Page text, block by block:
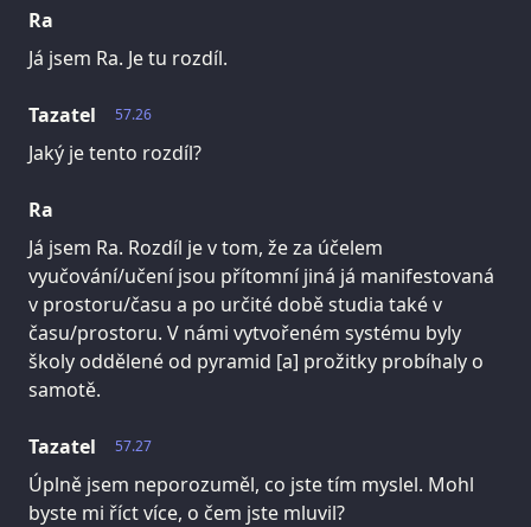
Ra
Já jsem Ra. Je tu rozdíl.
57.26
Tazatel
Jaký je tento rozdíl?
Ra
Já jsem Ra. Rozdíl je v tom, že za účelem
vyučování/učení jsou přítomní jiná já manifestovaná
v prostoru/času a po určité době studia také v
času/prostoru. V námi vytvořeném systému byly
školy oddělené od pyramid [a] prožitky probíhaly o
samotě.
57.27
Tazatel
Úplně jsem neporozuměl, co jste tím myslel. Mohl
byste mi říct více, o čem jste mluvil?